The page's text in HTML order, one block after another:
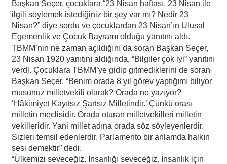
Başkan Seçer, çocuklara “23 Nisan haftası. 23 Nisan ile
ilgili söylemek istediğiniz bir şey var mı? Nedir 23
Nisan?” diye sordu ve çocuklardan 23 Nisan’ın Ulusal
Egemenlik ve Çocuk Bayramı olduğu yanıtını aldı.
TBMM’nin ne zaman açıldığını da soran Başkan Seçer,
23 Nisan 1920 yanıtını aldığında, “Bilgiler çok iyi” yanıtını
verdi. Çocuklara TBMM’ye gidip gitmediklerini de soran
Başkan Seçer, “Benim orada 8 yıl görev yaptığımı biliyor
musunuz milletvekili olarak? Orada ne yazıyor?
‘Hâkimiyet Kayıtsız Şartsız Milletindir.’ Çünkü orası
milletin meclisidir. Orada oturan milletvekilleri milletin
vekilleridir. Yani millet adına orada söz söyleyenlerdir.
Sizleri temsil edenlerdir. Parlamento bir anlamda halkın
sesi demektir” dedi.
“Ülkemizi seveceğiz. İnsanlığı seveceğiz. İnsanlık için